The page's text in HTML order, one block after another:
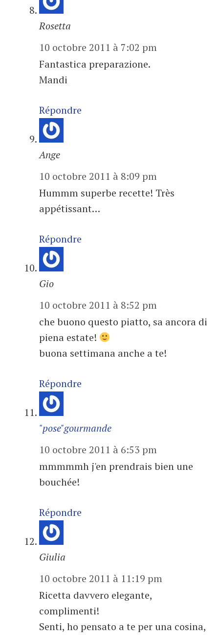
Rosetta
10 octobre 2011 à 7:02 pm
Fantastica preparazione.
Mandi
Répondre
Ange
10 octobre 2011 à 8:09 pm
Hummm superbe recette! Très
appétissant…
Répondre
Gio
10 octobre 2011 à 8:52 pm
che buono questo piatto, sa ancora di
piena estate!
buona settimana anche a te!
Répondre
"pose"gourmande
10 octobre 2011 à 6:53 pm
mmmmmh j'en prendrais bien une
bouchée!
Répondre
Giulia
10 octobre 2011 à 11:19 pm
Ricetta davvero elegante,
complimenti!
Senti, ho pensato a te per una cosina,